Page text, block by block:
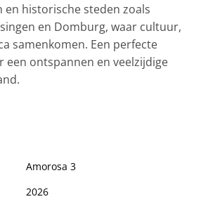
en historische steden zoals
en Domburg, waar cultuur,
samenkomen. Een perfecte
een ontspannen en veelzijdige
Amorosa 3
2026